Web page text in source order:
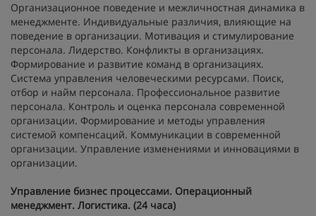
Организационное поведение и межличностная динамика в
менеджменте. Индивидуальные различия, влияющие на
поведение в организации. Мотивация и стимулирование
персонала. Лидерство. Конфликты в организациях.
Формирование и развитие команд в организациях.
Система управления человеческими ресурсами. Поиск,
отбор и найм персонала. Профессиональное развитие
персонала. Контроль и оценка персонала современной
организации. Формирование и методы управления
системой компенсаций. Коммуникации в современной
организации. Управление изменениями и инновациями в
организации.
Управление бизнес процессами. Операционный
менеджмент. Логистика. (24 часа)